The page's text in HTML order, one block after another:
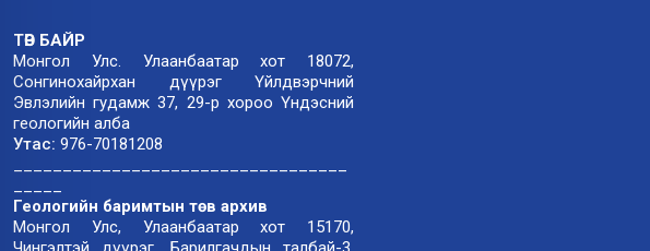
ТӨВ БАЙР
Монгол Улс. Улаанбаатар хот 18072,
Сонгинохайрхан дүүрэг Үйлдвэрчний
Эвлэлийн гудамж 37, 29-р хороо Үндэсний
геологийн алба
Утас: 976-70181208
Геологийн баримтын төв архив
Монгол Улс, Улаанбаатар хот 15170,